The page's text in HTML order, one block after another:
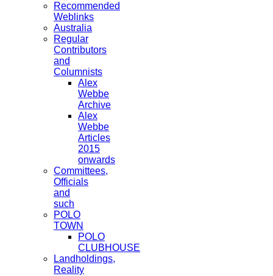
Recommended
Weblinks
Australia
Regular
Contributors
and
Columnists
Alex
Webbe
Archive
Alex
Webbe
Articles
2015
onwards
Committees,
Officials
and
such
POLO
TOWN
POLO
CLUBHOUSE
Landholdings,
Reality